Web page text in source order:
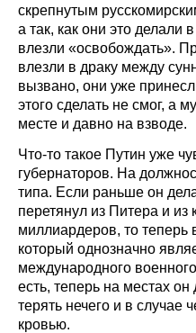
скрепнутым
а так, как они это делали
влезли «освобождать».
влезли в драку между
вызвано, они уже
этого сделать не смог, а
месте и давно на взводе.
Что-то такое Путин уже
губернаторов. На
типа. Если раньше он
перетянул из Питера и из
миллиардеров, то теперь
который однозначно
международного
есть, теперь на местах
терять нечего и в случае
кровью.